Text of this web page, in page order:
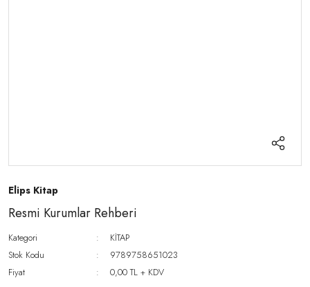
Elips Kitap
Resmi Kurumlar Rehberi
Kategori
KİTAP
Stok Kodu
9789758651023
Fiyat
0,00 TL + KDV